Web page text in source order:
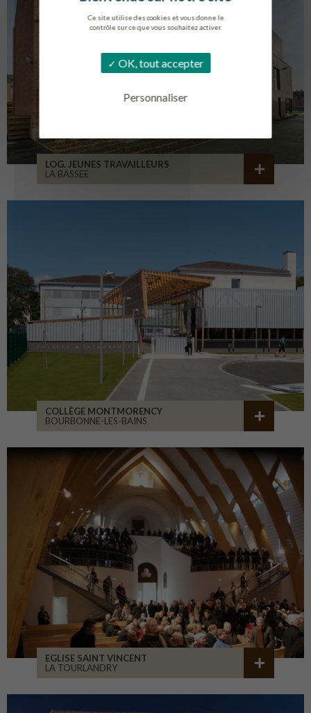
Ce site utilise des cookies et vous donne le
contrôle sur ce que vous souhaitez activer.
OK, tout accepter
Personnaliser
LOG. JEUNES TRAVAILLEURS
LA BASSEE
COLLÈGE MONTMORENCY
BOURBONNE-LES-BAINS
EGLISE SAINT VINCENT
LA TOURLANDRY